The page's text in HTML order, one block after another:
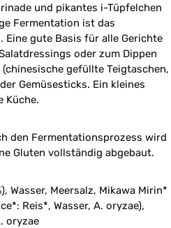
und pikantes i-Tüpfelchen
Fermentation ist das
Eine gute Basis für alle Gerichte
oder zum Dippen
gefüllte Teigtaschen,
Gemüsesticks. Ein kleines
Küche.
den Fermentationsprozess wird
Gluten vollständig abgebaut.
Wasser, Meersalz, Mikawa Mirin*
Reis*, Wasser, A. oryzae),
oryzae